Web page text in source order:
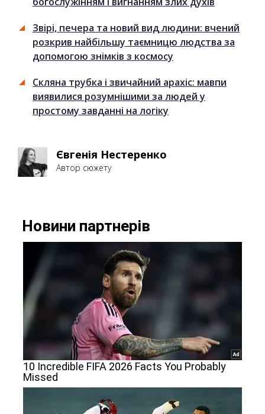
Звірі, печера та новий вид людини: вчений
розкрив найбільшу таємницю людства за
допомогою знімків з космосу
Скляна трубка і звичайний арахіс: мавпи
виявилися розумнішими за людей у
простому завданні на логіку
Євгенія Нестеренко
Автор сюжету